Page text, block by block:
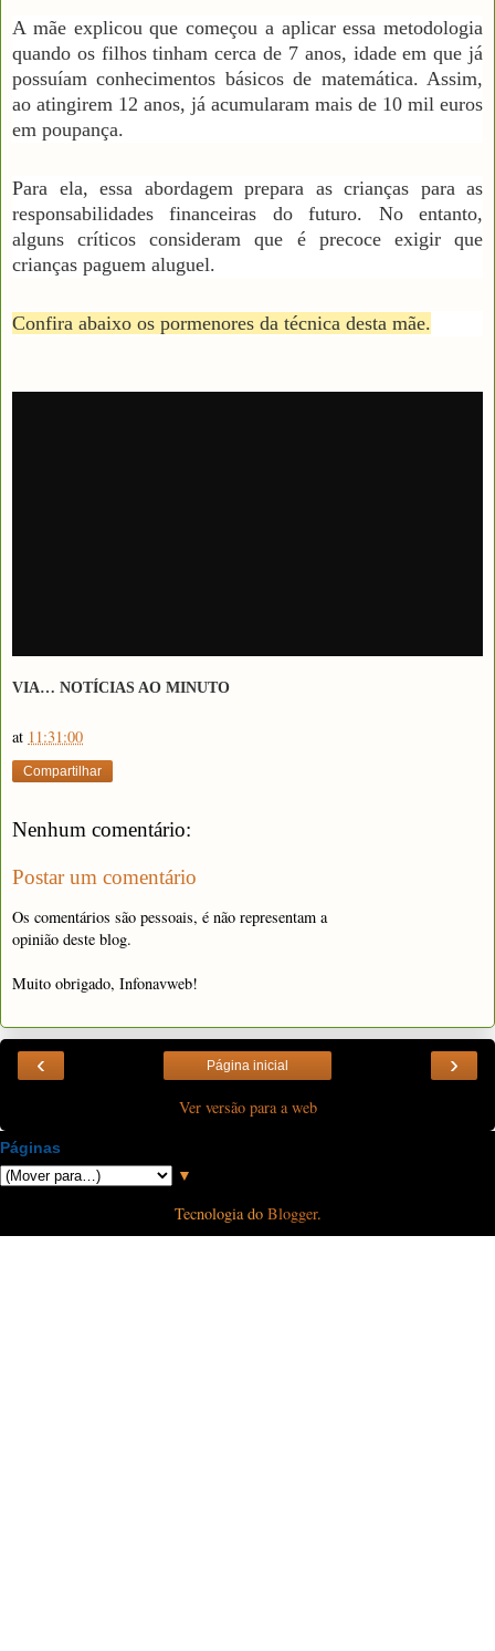
A mãe explicou que começou a aplicar essa metodologia
quando os filhos tinham cerca de 7 anos, idade em que já
possuíam conhecimentos básicos de matemática. Assim,
ao atingirem 12 anos, já acumularam mais de 10 mil euros
em poupança.
Para ela, essa abordagem prepara as crianças para as
responsabilidades financeiras do futuro. No entanto,
alguns críticos consideram que é precoce exigir que
crianças paguem aluguel.
Confira abaixo os pormenores da técnica desta mãe.
VIA… NOTÍCIAS AO MINUTO
at 11:31:00
Compartilhar
Nenhum comentário:
Postar um comentário
Os comentários são pessoais, é não representam a
opinião deste blog.
Muito obrigado, Infonavweb!
‹ ›
Página inicial
Ver versão para a web
Páginas
▼
Tecnologia do Blogger.